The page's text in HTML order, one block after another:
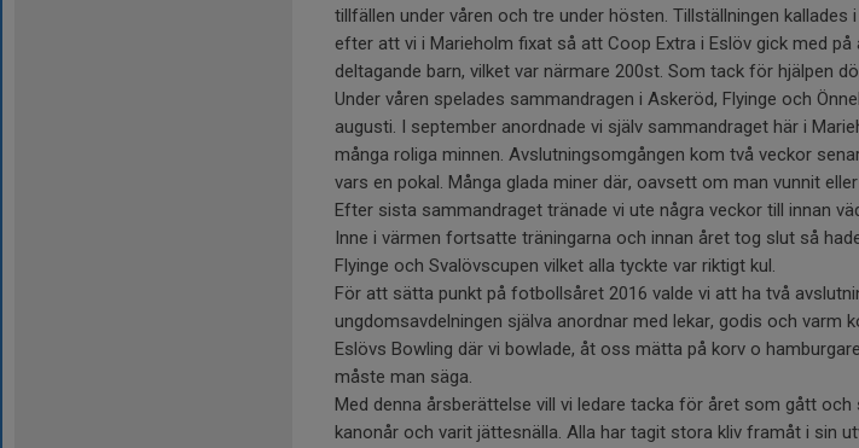
tillfällen under våren och tre under hösten. Tillställningen kallades
efter att vi i Marieholm fixat så att Coop Extra i Eslöv gick med
deltagande barn, vilket var närmare 200st. Som tack för hjälpen
Under våren spelades sammandragen i Askeröd, Flyinge och
augusti. I september anordnade vi själv sammandraget här i
många roliga minnen. Avslutningsomgången kom två veckor
vars en pokal. Många glada miner där, oavsett om man vunnit
Efter sista sammandraget tränade vi ute några veckor till innan
Inne i värmen fortsatte träningarna och innan året tog slut så
Flyinge och Svalövscupen vilket alla tyckte var riktigt kul.
För att sätta punkt på fotbollsåret 2016 valde vi att ha två
ungdomsavdelningen själva anordnar med lekar, godis och varm
Eslövs Bowling där vi bowlade, åt oss mätta på korv o
måste man säga.
Med denna årsberättelse vill vi ledare tacka för året som gått
kanonår och varit jättesnälla. Alla har tagit stora kliv framåt i sin